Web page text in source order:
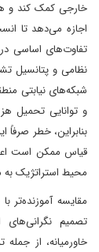
خارجی کمک کند و
اجازه می‌دهد تا
تفاوت‌های اساسی در
نظامی و پتانسیل
شبکه‌های نیابتی
و توانایی تحمیل
بنابراین، خطر
قیاس ممکن است
محیط استراتژیک
تصمیم نگرانی‌های
خاورمیانه، از